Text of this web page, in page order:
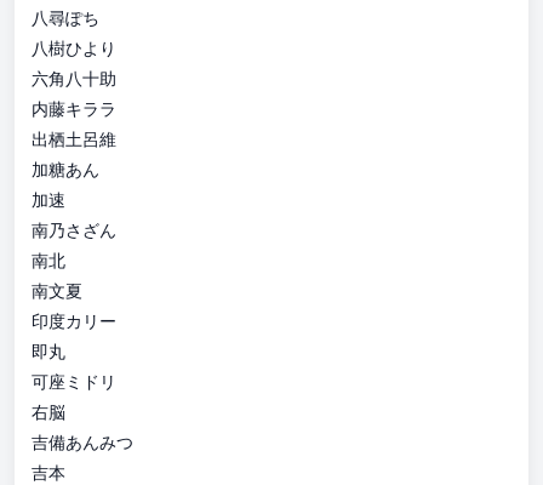
八尋ぽち
八樹ひより
六角八十助
内藤キララ
出栖土呂維
加糖あん
加速
南乃さざん
南北
南文夏
印度カリー
即丸
可座ミドリ
右脳
吉備あんみつ
吉本